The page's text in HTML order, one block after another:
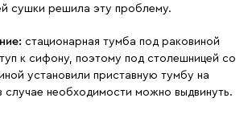
сушки решила эту проблему.
стационарная тумба под раковиной
к сифону, поэтому под столешницей со
установили приставную тумбу на
необходимости можно выдвинуть.